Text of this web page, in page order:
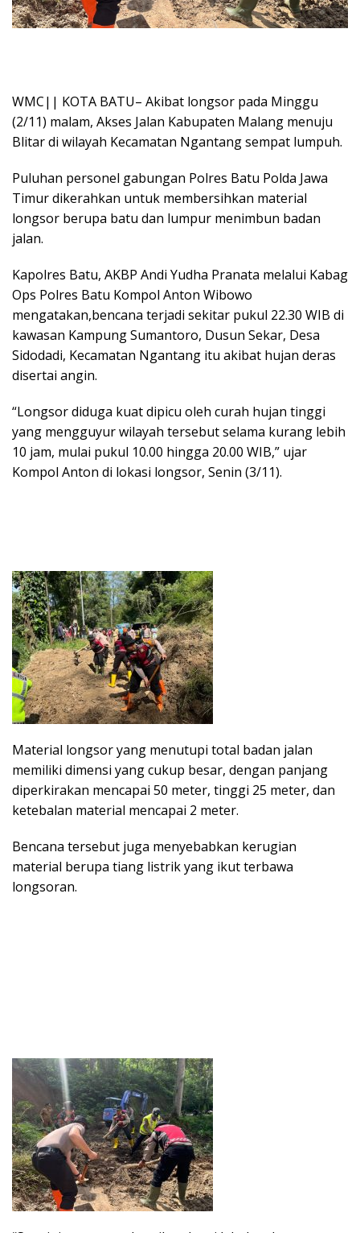
WMC|| KOTA BATU– Akibat longsor pada Minggu
(2/11) malam, Akses Jalan Kabupaten Malang menuju
Blitar di wilayah Kecamatan Ngantang sempat lumpuh.
Puluhan personel gabungan Polres Batu Polda Jawa
Timur dikerahkan untuk membersihkan material
longsor berupa batu dan lumpur menimbun badan
jalan.
Kapolres Batu, AKBP Andi Yudha Pranata melalui Kabag
Ops Polres Batu Kompol Anton Wibowo
mengatakan,bencana terjadi sekitar pukul 22.30 WIB di
kawasan Kampung Sumantoro, Dusun Sekar, Desa
Sidodadi, Kecamatan Ngantang itu akibat hujan deras
disertai angin.
“Longsor diduga kuat dipicu oleh curah hujan tinggi
yang mengguyur wilayah tersebut selama kurang lebih
10 jam, mulai pukul 10.00 hingga 20.00 WIB,” ujar
Kompol Anton di lokasi longsor, Senin (3/11).
Material longsor yang menutupi total badan jalan
memiliki dimensi yang cukup besar, dengan panjang
diperkirakan mencapai 50 meter, tinggi 25 meter, dan
ketebalan material mencapai 2 meter.
Bencana tersebut juga menyebabkan kerugian
material berupa tiang listrik yang ikut terbawa
longsoran.